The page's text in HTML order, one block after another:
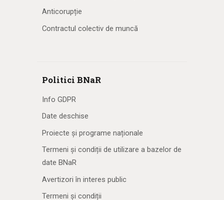
Anticorupție
Contractul colectiv de muncă
Politici BNaR
Info GDPR
Date deschise
Proiecte și programe naționale
Termeni și condiții de utilizare a bazelor de
date BNaR
Avertizori în interes public
Termeni și condiții